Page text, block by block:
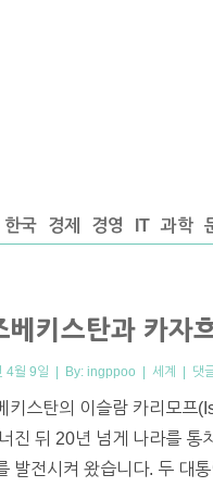
한국 경제 경영 IT 과학
베키스탄과 카자
4월 9일 | By: ingppoo | 세계 | 댓
키스탄의 이슬람 카리모프
진 뒤 20년 넘게 나라를 통
발전시켜 왔습니다. 두 대